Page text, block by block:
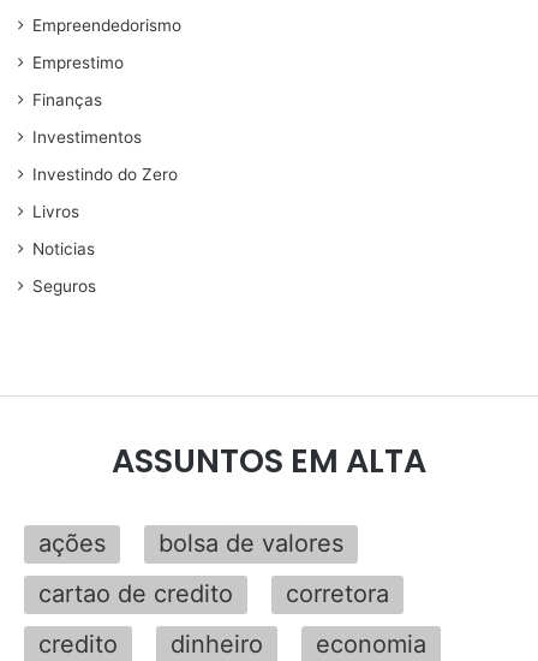
Empreendedorismo
Emprestimo
Finanças
Investimentos
Investindo do Zero
Livros
Noticias
Seguros
ASSUNTOS EM ALTA
ações
bolsa de valores
cartao de credito
corretora
credito
dinheiro
economia